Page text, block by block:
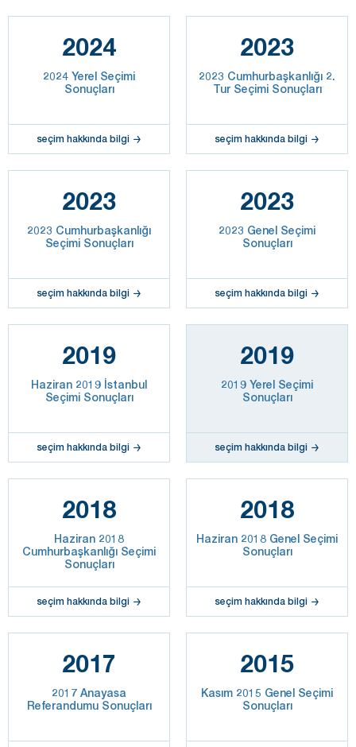
2024
2024 Yerel Seçimi
Sonuçları
seçim hakkında bilgi
2023
2023 Cumhurbaşkanlığı 2.
Tur Seçimi Sonuçları
seçim hakkında bilgi
2023
2023 Cumhurbaşkanlığı
Seçimi Sonuçları
seçim hakkında bilgi
2023
2023 Genel Seçimi
Sonuçları
seçim hakkında bilgi
2019
Haziran 2019 İstanbul
Seçimi Sonuçları
seçim hakkında bilgi
2019
2019 Yerel Seçimi
Sonuçları
seçim hakkında bilgi
2018
Haziran 2018
Cumhurbaşkanlığı Seçimi
Sonuçları
seçim hakkında bilgi
2018
Haziran 2018 Genel Seçimi
Sonuçları
seçim hakkında bilgi
2017
2017 Anayasa
Referandumu Sonuçları
2015
Kasım 2015 Genel Seçimi
Sonuçları